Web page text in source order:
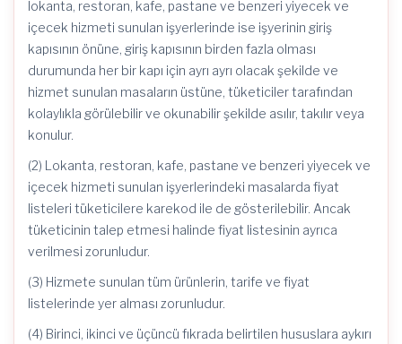
lokanta, restoran, kafe, pastane ve benzeri yiyecek ve
içecek hizmeti sunulan işyerlerinde ise işyerinin giriş
kapısının önüne, giriş kapısının birden fazla olması
durumunda her bir kapı için ayrı ayrı olacak şekilde ve
hizmet sunulan masaların üstüne, tüketiciler tarafından
kolaylıkla görülebilir ve okunabilir şekilde asılır, takılır veya
konulur.
(2) Lokanta, restoran, kafe, pastane ve benzeri yiyecek ve
içecek hizmeti sunulan işyerlerindeki masalarda fiyat
listeleri tüketicilere karekod ile de gösterilebilir. Ancak
tüketicinin talep etmesi halinde fiyat listesinin ayrıca
verilmesi zorunludur.
(3) Hizmete sunulan tüm ürünlerin, tarife ve fiyat
listelerinde yer alması zorunludur.
(4) Birinci, ikinci ve üçüncü fıkrada belirtilen hususlara aykırı